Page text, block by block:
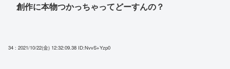
創作に本物つかっちゃってどーすんの？
34 : 2021/10/22(金) 12:32:09.38 ID:NvvS+Yzp0